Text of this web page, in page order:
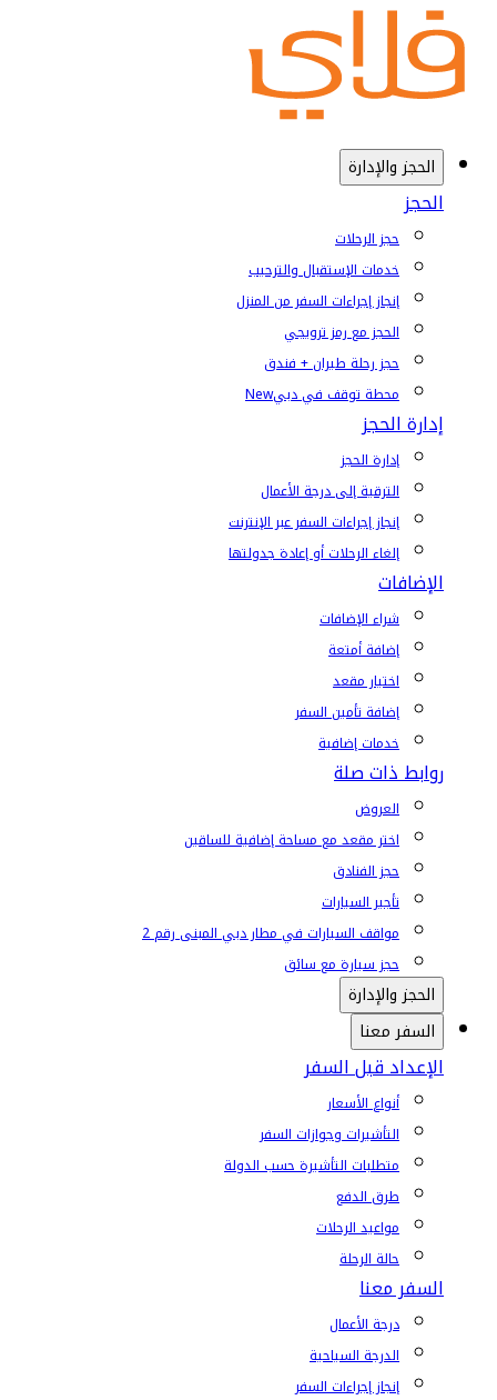
الحجز والإدارة
الحجز
حجز الرحلات
خدمات الإستقبال والترحيب
إنجاز إجراءات السفر من المنزل
الحجز مع رمز ترويجي
حجز رحلة طيران + فندق
محطة توقف في دبيNew
إدارة الحجز
إدارة الحجز
الترقية إلى درجة الأعمال
إنجاز إجراءات السفر عبر الإنترنت
إلغاء الرحلات أو إعادة جدولتها
الإضافات
شراء الإضافات
إضافة أمتعة
اختيار مقعد
إضافة تأمين السفر
خدمات إضافية
روابط ذات صلة
العروض
اختر مقعد مع مساحة إضافية للساقين
حجز الفنادق
تأجير السيارات
مواقف السيارات في مطار دبي المبنى رقم 2
حجز سيارة مع سائق
الحجز والإدارة
السفر معنا
الإعداد قبل السفر
أنواع الأسعار
التأشيرات وجوازات السفر
متطلبات التأشيرة حسب الدولة
طرق الدفع
مواعيد الرحلات
حالة الرحلة
السفر معنا
درجة الأعمال
الدرجة السياحية
إنجاز إجراءات السفر